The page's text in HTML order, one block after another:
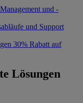
und -
und Support
30% Rabatt auf
Lösungen